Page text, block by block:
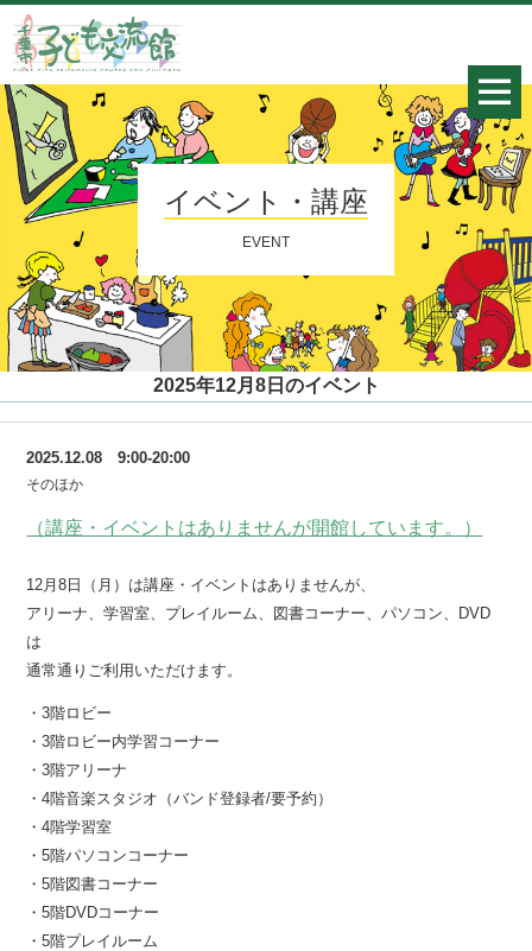
イベント・講座
EVENT
2025年12月8日のイベント
（講座・イベントはありませんが開館しています。）
2025.12.08 9:00-20:00
そのほか
12月8日（月）は講座・イベントはありませんが、
アリーナ、学習室、プレイルーム、図書コーナー、パソコン、DVD
は
通常通りご利用いただけます。
・3階ロビー
・3階ロビー内学習コーナー
・3階アリーナ
・4階音楽スタジオ（バンド登録者/要予約）
・4階学習室
・5階パソコンコーナー
・5階図書コーナー
・5階DVDコーナー
・5階プレイルーム